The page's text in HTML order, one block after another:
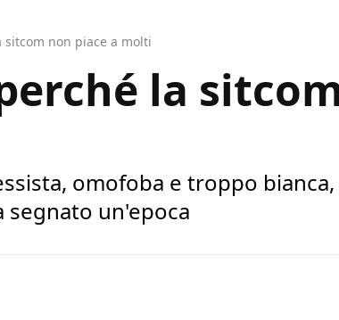
sitcom non piace a molti
la
omofoba e troppo
segnato un'epoca